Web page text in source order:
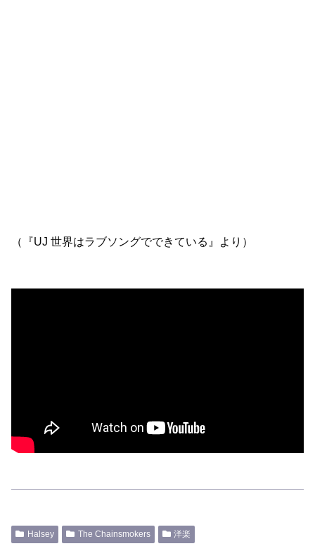
（『UJ 世界はラブソングでできている』より）
Halsey The Chainsmokers 洋楽